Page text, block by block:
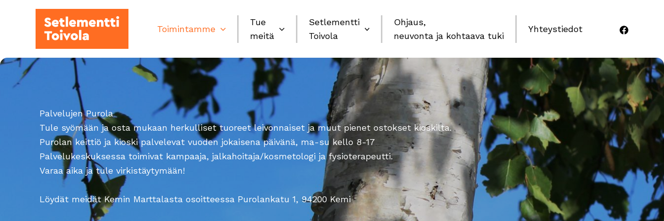
Toimintamme
Tue
meitä
Setlementti
Toivola
Ohjaus,
neuvonta ja kohtaava tuki
Yhteystiedot
Palvelujen Purola
Tule syömään ja osta mukaan herkulliset tuoreet leivonnaiset ja muut pienet ostokset kioskilta.
Purolan keittiö ja kioski palvelevat vuoden jokaisena päivänä, ma-su kello 8-17
Palvelukeskuksessa toimivat kampaaja, jalkahoitaja/kosmetologi ja fysioterapeutti.
Varaa aika ja tule virkistäytymään!
Löydät meidät Kemin Marttalasta osoitteessa Purolankatu 1, 94200 Kemi